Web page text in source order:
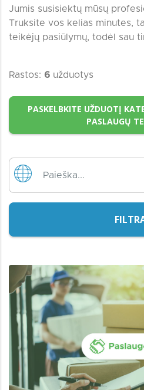
Jumis susisiektų mūsų
Truksite vos kelias minutes,
teikėjų pasiūlymų, todėl sau
Rastos: 6 užduotys
PASKELBKITE UŽDUOTĮ
PASLAUGŲ